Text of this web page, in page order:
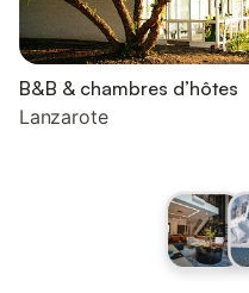
B&B & chambres d’hôtes
Lanzarote